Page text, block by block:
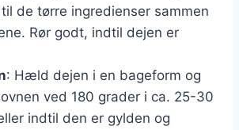
de tørre ingredienser sammen
Rør godt, indtil dejen er
: Hæld dejen i en bageform og
ved 180 grader i ca. 25-30
indtil den er gylden og